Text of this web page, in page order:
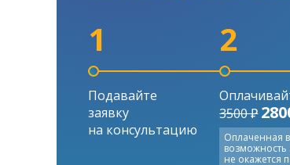
1
Подавайте
заявку
на консультацию
2
3500 ₽
Оплаченная
возможность
не окажется